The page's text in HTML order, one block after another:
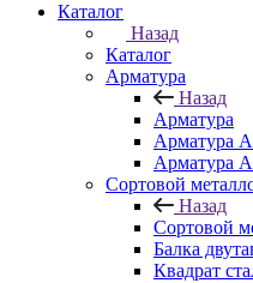
Каталог
Назад
Каталог
Арматура
Назад
Арматура
Арматура
Арматура
Сортовой
Назад
Сортовой
Балка
Квадрат